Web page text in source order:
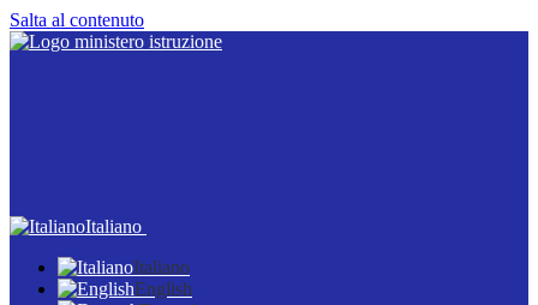
Salta al contenuto
Italiano
Italiano
English